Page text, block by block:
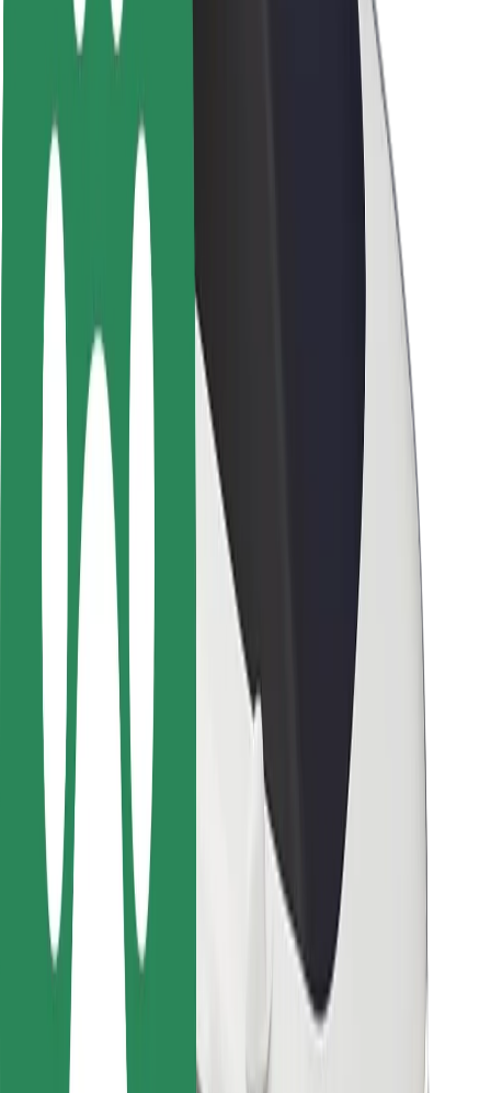
ბრენდი
მედია
უსაფრთხოება
მგზავრების უსაფრთხოება
მძღოლების უსაფრთხოება
სკუტერის უსაფრთხოება
უსაფრთხოება
ქალაქები
ლოკაციები
ქალაქი უკეთესობისკენ
აეროპორტები
Bolt-ის დასატენი სადგური
მხარდაჭერა
მგზავრებისთვის
მძღოლებისთვის
კურიერებისთვის
Bolt Food
ავტოპარკის მფლობელებისთვის
რესტორნებისთვის
Bolt for Business
სხვა
მომწოდებლები
წესები და პირობები
უსაფრთხოება
მიიღე მომსახურება რამდენიმე წუთში!